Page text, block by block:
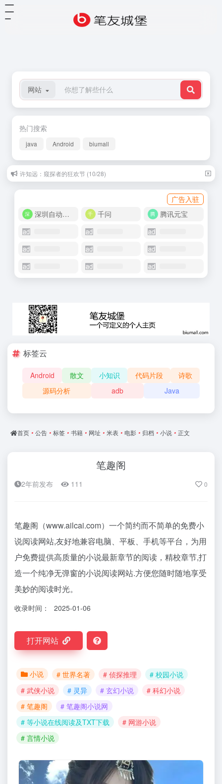
网站
热门搜索
java Android biumall
许知远：窥探者的狂欢节 (10/28)
广告入驻
深圳自动化商城
千问 腾讯元宝
标签云
Android 散文 小知识 代码片段
诗歌
源码分析
adb Java
首页 • 公告 • 标签 • 书籍 • 网址 • 米表 • 电影 • 归档 • 小说 • 正文
笔趣阁
2年前发布 111 0
笔趣阁（www.ailcai.com）一个简约而不简单的免费小
说阅读网站,友好地兼容电脑、平板、手机等平台，为用
户免费提供高质量的小说最新章节的阅读，精校章节,打
造一个纯净无弹窗的小说阅读网站.方便您随时随地享受
美妙的阅读时光。
收录时间： 2025-01-06
打开网站
小说 # 世界名著 # 侦探推理
# 校园小说
# 武侠小说
# 灵异 # 玄幻小说
# 科幻小说
# 笔趣阁
# 笔趣阁小说网
# 等小说在线阅读及TXT下载
# 网游小说
# 言情小说